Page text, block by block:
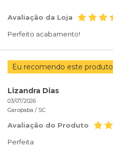
Avaliação da Loja
Perfeito acabamento!
Eu recomendo este produto
Lizandra Dias
03/07/2026
Garopaba / SC
Avaliação do Produto
Perfeita